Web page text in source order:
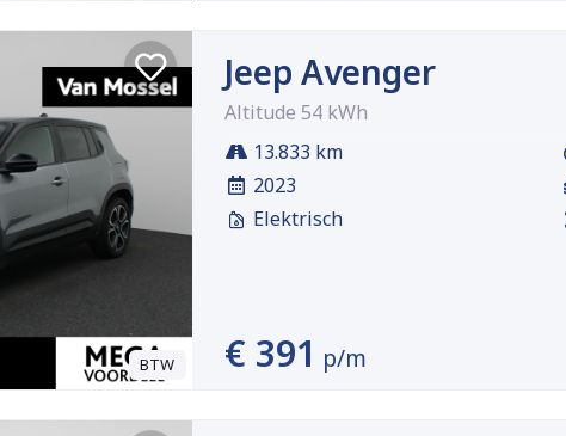
BTW
Jeep Avenger
Altitude 54 kWh
13.833 km
2023
Elektrisch
€ 391 p/m